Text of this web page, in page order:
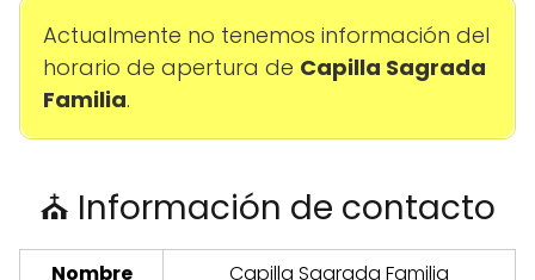
Actualmente no tenemos información del
horario de apertura de Capilla Sagrada
Familia.
⛪ Información de contacto
Nombre
Capilla Sagrada Familia